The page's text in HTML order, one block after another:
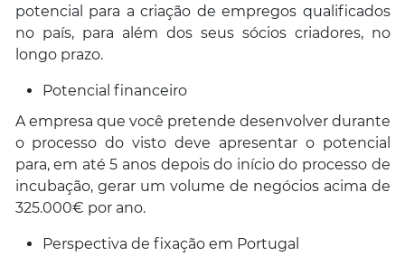
potencial para a criação de empregos qualificados
no país, para além dos seus sócios criadores, no
longo prazo.
Potencial financeiro
A empresa que você pretende desenvolver durante
o processo do visto deve apresentar o potencial
para, em até 5 anos depois do início do processo de
incubação, gerar um volume de negócios acima de
325.000€ por ano.
Perspectiva de fixação em Portugal